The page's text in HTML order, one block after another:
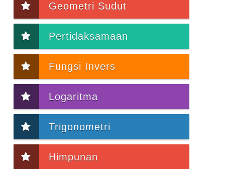
Geometri Sudut
Pertidaksamaan
Fungsi Invers
Logaritma
Trigonometri
Himpunan